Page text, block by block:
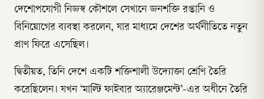
দেশোপযোগী নিজস্ব কৌশলে সেখানে জনশক্তি রপ্তানি ও
বিনিয়োগের ব্যবস্থা করলেন, যার মাধ্যমে দেশের অর্থনীতিতে নতুন
প্রাণ ফিরে এসেছিল।
দ্বিতীয়ত, তিনি দেশে একটি শক্তিশালী উদ্যোক্তা শ্রেণি তৈরি
করেছিলেন। যখন ‘মাল্টি ফাইবার অ্যারেঞ্জমেন্ট’-এর অধীনে তৈরি